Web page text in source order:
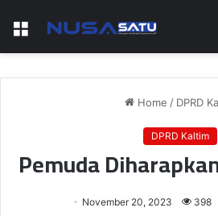
Menu
Home / DPRD
DPRD Kaltim
Pemuda
November 20, 2023 398